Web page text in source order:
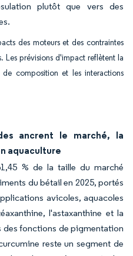
plutôt que vers des
des moteurs et des contraintes
Les prévisions d'impact reflètent la
composition et les interactions
ancrent le marché, la
aquaculture
% de la taille du marché
du bétail en 2025, portés
avicoles, aquacoles
l'astaxanthine et la
des fonctions de pigmentation
reste un segment de